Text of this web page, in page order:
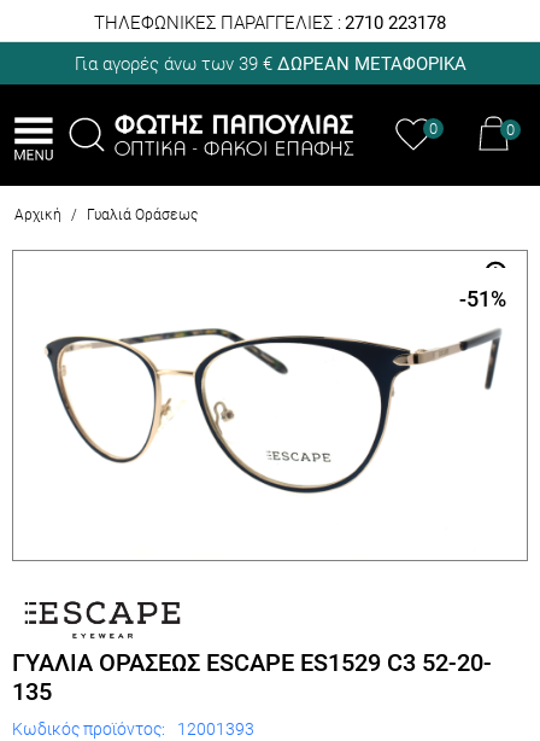
ΤΗΛΕΦΩΝΙΚΕΣ ΠΑΡΑΓΓΕΛΙΕΣ : 2710 223178
Για αγορές άνω των 39 € ΔΩΡΕΑΝ ΜΕΤΑΦΟΡΙΚΑ
0 0
Αρχική / Γυαλιά Οράσεως
-51%
ΓΥΑΛΙΑ ΟΡΑΣΕΩΣ ESCAPE ES1529 C3 52-20-
135
Κωδικός προϊόντος: 12001393